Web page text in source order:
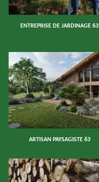
ENTREPRISE DE JARDINAGE 63
ARTISAN PAYSAGISTE 63